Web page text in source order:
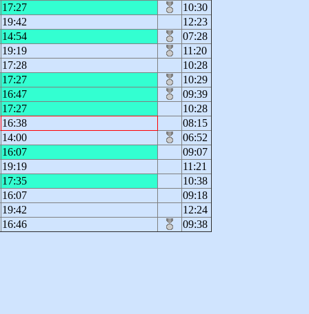
17:27
10:30
19:42
12:23
14:54
07:28
19:19
11:20
17:28
10:28
17:27
10:29
16:47
09:39
17:27
10:28
16:38
08:15
14:00
06:52
16:07
09:07
19:19
11:21
17:35
10:38
16:07
09:18
19:42
12:24
16:46 09:38